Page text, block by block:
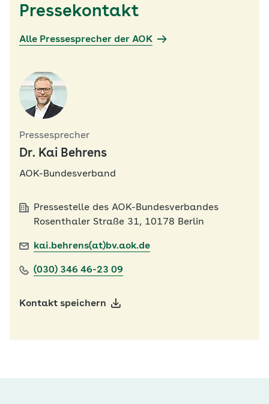
Pressekontakt
Alle Pressesprecher der AOK
Pressesprecher
Dr. Kai Behrens
AOK-Bundesverband
Pressestelle des AOK-Bundesverbandes
Rosenthaler Straße 31, 10178 Berlin
kai.behrens(at)bv.aok.de
(030) 346 46-23 09
Kontakt speichern